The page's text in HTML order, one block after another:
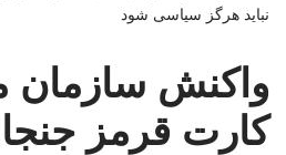
نباید هرگز سیاسی شود
واکنش سازمان
کارت قرمز